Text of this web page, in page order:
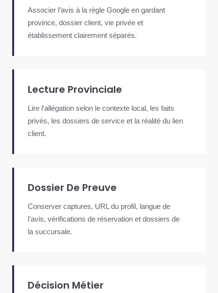
Associer l’avis à la règle Google en gardant
province, dossier client, vie privée et
établissement clairement séparés.
Lecture Provinciale
Lire l’allégation selon le contexte local, les faits
privés, les dossiers de service et la réalité du lien
client.
Dossier De Preuve
Conserver captures, URL du profil, langue de
l’avis, vérifications de réservation et dossiers de
la succursale.
Décision Métier